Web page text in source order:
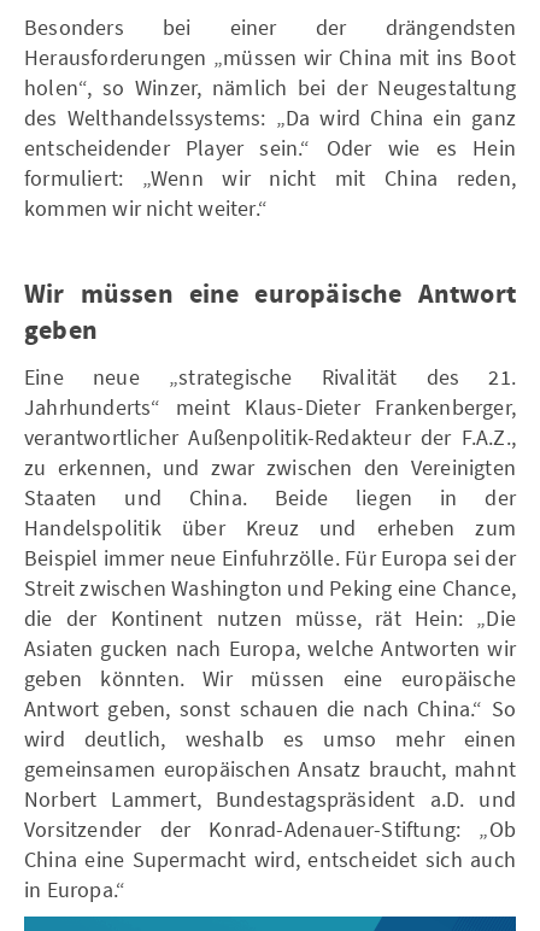
Besonders bei einer der drängendsten
Herausforderungen „müssen wir China mit ins Boot
holen“, so Winzer, nämlich bei der Neugestaltung
des Welthandelssystems: „Da wird China ein ganz
entscheidender Player sein.“ Oder wie es Hein
formuliert: „Wenn wir nicht mit China reden,
kommen wir nicht weiter.“
Wir müssen eine europäische Antwort
geben
Eine neue „strategische Rivalität des 21.
Jahrhunderts“ meint Klaus-Dieter Frankenberger,
verantwortlicher Außenpolitik-Redakteur der F.A.Z.,
zu erkennen, und zwar zwischen den Vereinigten
Staaten und China. Beide liegen in der
Handelspolitik über Kreuz und erheben zum
Beispiel immer neue Einfuhrzölle. Für Europa sei der
Streit zwischen Washington und Peking eine Chance,
die der Kontinent nutzen müsse, rät Hein: „Die
Asiaten gucken nach Europa, welche Antworten wir
geben könnten. Wir müssen eine europäische
Antwort geben, sonst schauen die nach China.“ So
wird deutlich, weshalb es umso mehr einen
gemeinsamen europäischen Ansatz braucht, mahnt
Norbert Lammert, Bundestagspräsident a.D. und
Vorsitzender der Konrad-Adenauer-Stiftung: „Ob
China eine Supermacht wird, entscheidet sich auch
in Europa.“